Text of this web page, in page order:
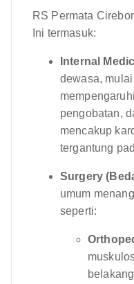
RS Permata
Ini termasuk:
Internal
dewasa,
pengobatan,
mencakup
tergantung
Surgery
umum
seperti: